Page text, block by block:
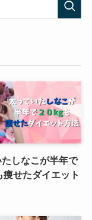
しなこが半年で
痩せたダイエット